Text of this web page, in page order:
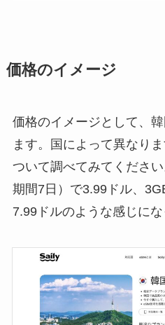
価格のイメージ
価格のイメージとして、
ます。国によって異なり
ついて調べてみてくださ
期間7日）で3.99ドル、
7.99ドルのような感じにな